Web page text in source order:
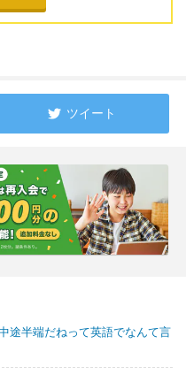
ツイート
途半端だねって英語でなんて言